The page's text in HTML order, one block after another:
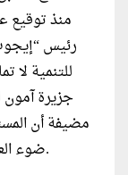
منذ توقيع
رئيس
للتنمية لا
جزيرة آمون
مضيفة أن
ضوء العقد المبرم بين إيجوث وأوراسكوم للتنمية.